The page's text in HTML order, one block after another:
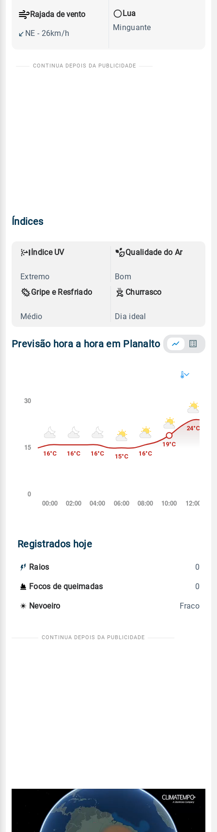
Rajada de vento
NE - 26km/h
Lua
Minguante
Índices
Índice UV
Extremo
Qualidade do Ar
Bom
Gripe e Resfriado
Médio
Churrasco
Dia ideal
Previsão hora a hora em Planalto
Registrados hoje
Raios 0
Focos de queimadas 0
Nevoeiro Fraco